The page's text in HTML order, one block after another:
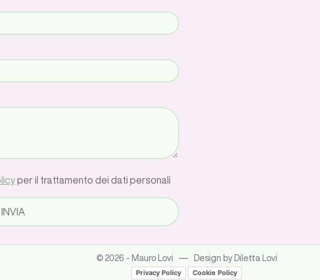
per il trattamento dei dati personali
© 2026 - Mauro Lovi —
Design by Diletta Lovi
Privacy Policy
Cookie Policy